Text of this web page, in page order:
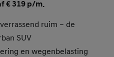
€ 319 p/m.
ruim – de
SUV
en wegenbelasting